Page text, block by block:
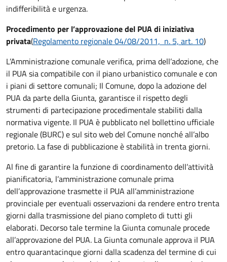
indifferibilità e urgenza.
Procedimento per l’approvazione del PUA di iniziativa
privata(Regolamento regionale 04/08/2011, n. 5, art. 10)
L’Amministrazione comunale verifica, prima dell’adozione, che
il PUA sia compatibile con il piano urbanistico comunale e con
i piani di settore comunali; Il Comune, dopo la adozione del
PUA da parte della Giunta, garantisce il rispetto degli
strumenti di partecipazione procedimentale stabiliti dalla
normativa vigente. Il PUA è pubblicato nel bollettino ufficiale
regionale (BURC) e sul sito web del Comune nonché all’albo
pretorio. La fase di pubblicazione è stabilità in trenta giorni.
Al fine di garantire la funzione di coordinamento dell’attività
pianificatoria, l’amministrazione comunale prima
dell’approvazione trasmette il PUA all’amministrazione
provinciale per eventuali osservazioni da rendere entro trenta
giorni dalla trasmissione del piano completo di tutti gli
elaborati. Decorso tale termine la Giunta comunale procede
all’approvazione del PUA. La Giunta comunale approva il PUA
entro quarantacinque giorni dalla scadenza del termine di cui